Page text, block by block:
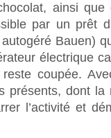
ainsi que
par un prêt
Bauen)
électrique
coupée.
présents, dont
l’activité et